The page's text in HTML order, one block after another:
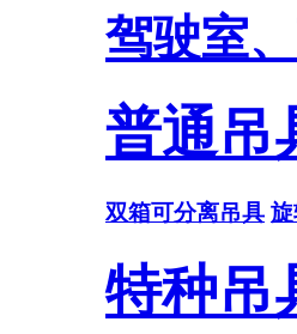
驾驶室
普通吊
双箱可分离吊具
特种吊